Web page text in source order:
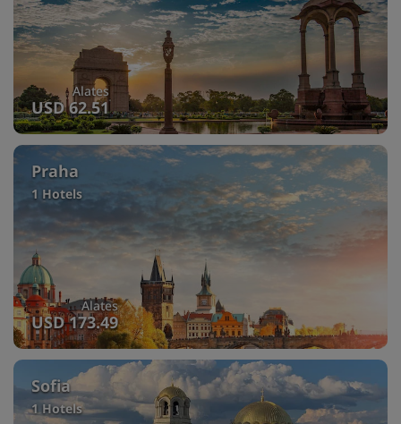
Alates
USD 62.51
Praha
1 Hotels
Alates
USD 173.49
Sofia
1 Hotels